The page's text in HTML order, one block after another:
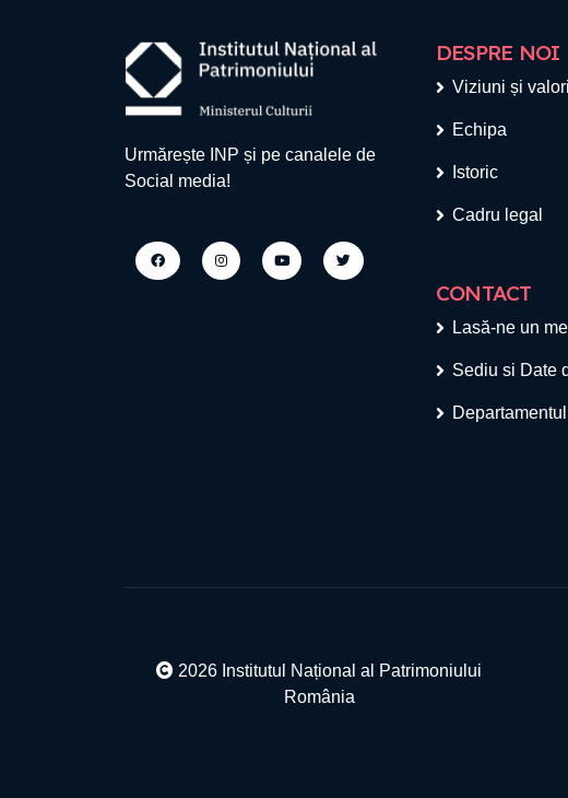
Urmărește INP și pe canalele de
Social media!
DESPRE NOI
Viziuni și valori
Echipa
Istoric
Cadru legal
CONTACT
Lasă-ne un
Sediu si Date
2026 Institutul Național al Patrimoniului
România